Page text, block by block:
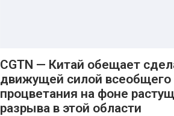
CGTN — Китай обещает
движущей силой всеобщего
процветания на фоне
разрыва в этой области